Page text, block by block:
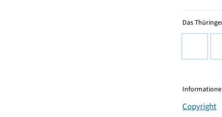
Das
Copyright